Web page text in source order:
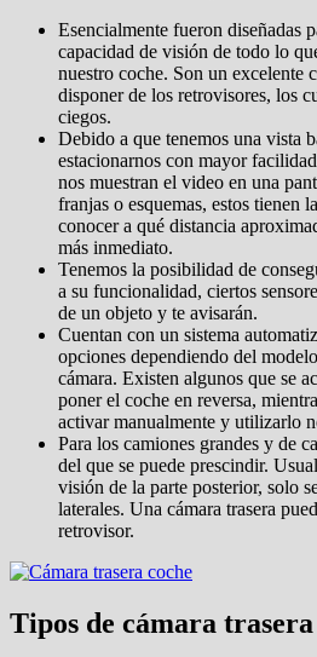
Esencialmente fueron diseñadas
capacidad de visión de todo lo
nuestro coche. Son un excelente
disponer de los retrovisores, los
ciegos.
Debido a que tenemos una vista
estacionarnos con mayor
nos muestran el video en una
franjas o esquemas, estos tienen
conocer a qué distancia
más inmediato.
Tenemos la posibilidad de
a su funcionalidad, ciertos
de un objeto y te avisarán.
Cuentan con un sistema
opciones dependiendo del
cámara. Existen algunos que se
poner el coche en reversa,
activar manualmente y utilizarlo
Para los camiones grandes y de
del que se puede prescindir.
visión de la parte posterior, solo
laterales. Una cámara trasera
retrovisor.
Tipos de cámara